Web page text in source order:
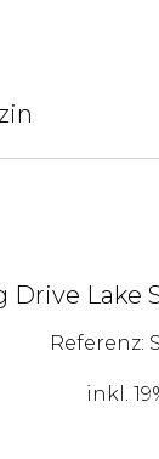
Drive Lake
Referenz:
inkl.